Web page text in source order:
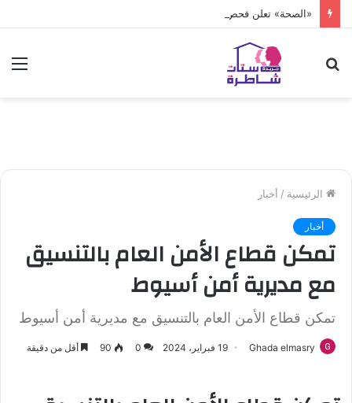
«الصحة» تعلن فحص أكثر من 10 ملايين طفل
الرئيسية / أخبار
أخبار
تمكن قطاع الأمن العام بالتنسيق
مع مديرية أمن أسيوط
تمكن قطاع الأمن العام بالتنسيق مع مديرية أمن أسيوط
Ghada elmasry 19 فبراير، 2024 0
90 أقل من دقيقة